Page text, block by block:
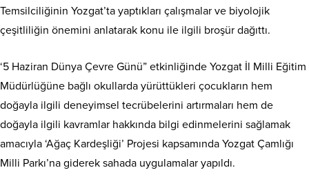
Temsilciliğinin Yozgat’ta yaptıkları çalışmalar ve biyolojik
çeşitliliğin önemini anlatarak konu ile ilgili broşür dağıttı.
‘5 Haziran Dünya Çevre Günü” etkinliğinde Yozgat İl Milli Eğitim
Müdürlüğüne bağlı okullarda yürüttükleri çocukların hem
doğayla ilgili deneyimsel tecrübelerini artırmaları hem de
doğayla ilgili kavramlar hakkında bilgi edinmelerini sağlamak
amacıyla ‘Ağaç Kardeşliği’ Projesi kapsamında Yozgat Çamlığı
Milli Parkı’na giderek sahada uygulamalar yapıldı.